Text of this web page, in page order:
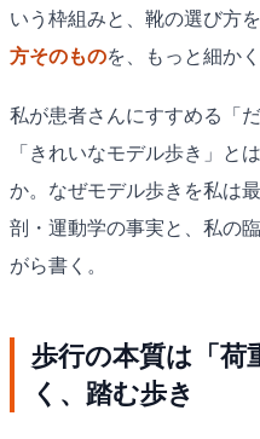
いう枠組みと、靴の選び方
方そのものを、もっと細か
私が患者さんにすすめる「
「きれいなモデル歩き」と
か。なぜモデル歩きを私は
剖・運動学の事実と、私の
がら書く。
歩行の本質は「
く、踏む歩き